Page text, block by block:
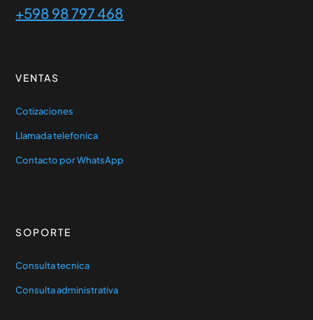
+598 98 797 468
VENTAS
Cotizaciones
Llamada telefonica
Contacto por WhatsApp
SOPORTE
Consulta tecnica
Consulta administrativa